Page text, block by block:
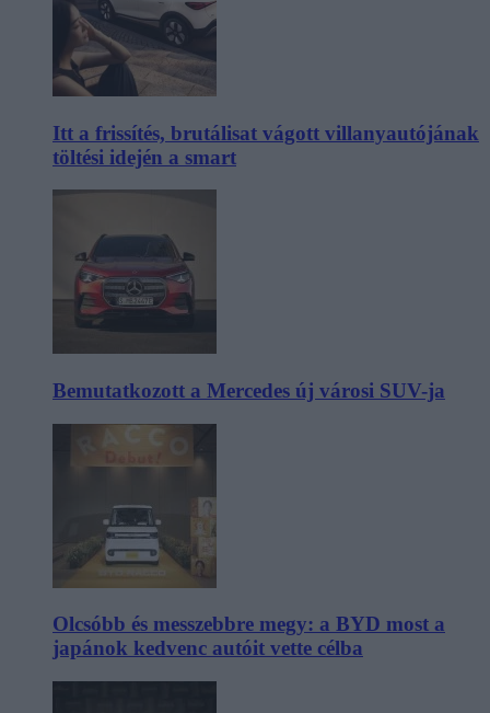
Itt a frissítés, brutálisat vágott villanyautójának
töltési idején a smart
Bemutatkozott a Mercedes új városi SUV-ja
Olcsóbb és messzebbre megy: a BYD most a
japánok kedvenc autóit vette célba